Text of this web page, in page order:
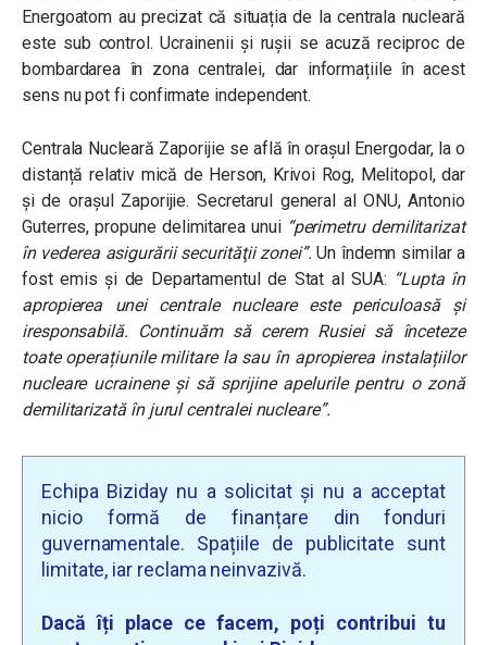
Energoatom au precizat că situația de la centrala nucleară
este sub control. Ucrainenii și rușii se acuză reciproc de
bombardarea în zona centralei, dar informațiile în acest
sens nu pot fi confirmate independent.
Centrala Nucleară Zaporijie se află în orașul Energodar, la o
distanță relativ mică de Herson, Krivoi Rog, Melitopol, dar
și de orașul Zaporijie. Secretarul general al ONU, Antonio
Guterres, propune delimitarea unui “perimetru demilitarizat
în vederea asigurării securităţii zonei”. Un îndemn similar a
fost emis și de Departamentul de Stat al SUA: “Lupta în
apropierea unei centrale nucleare este periculoasă și
iresponsabilă. Continuăm să cerem Rusiei să înceteze
toate operațiunile militare la sau în apropierea instalațiilor
nucleare ucrainene și să sprijine apelurile pentru o zonă
demilitarizată în jurul centralei nucleare”.
Echipa Biziday nu a solicitat și nu a acceptat
nicio formă de finanțare din fonduri
guvernamentale. Spațiile de publicitate sunt
limitate, iar reclama neinvazivă.
Dacă îți place ce facem, poți contribui tu